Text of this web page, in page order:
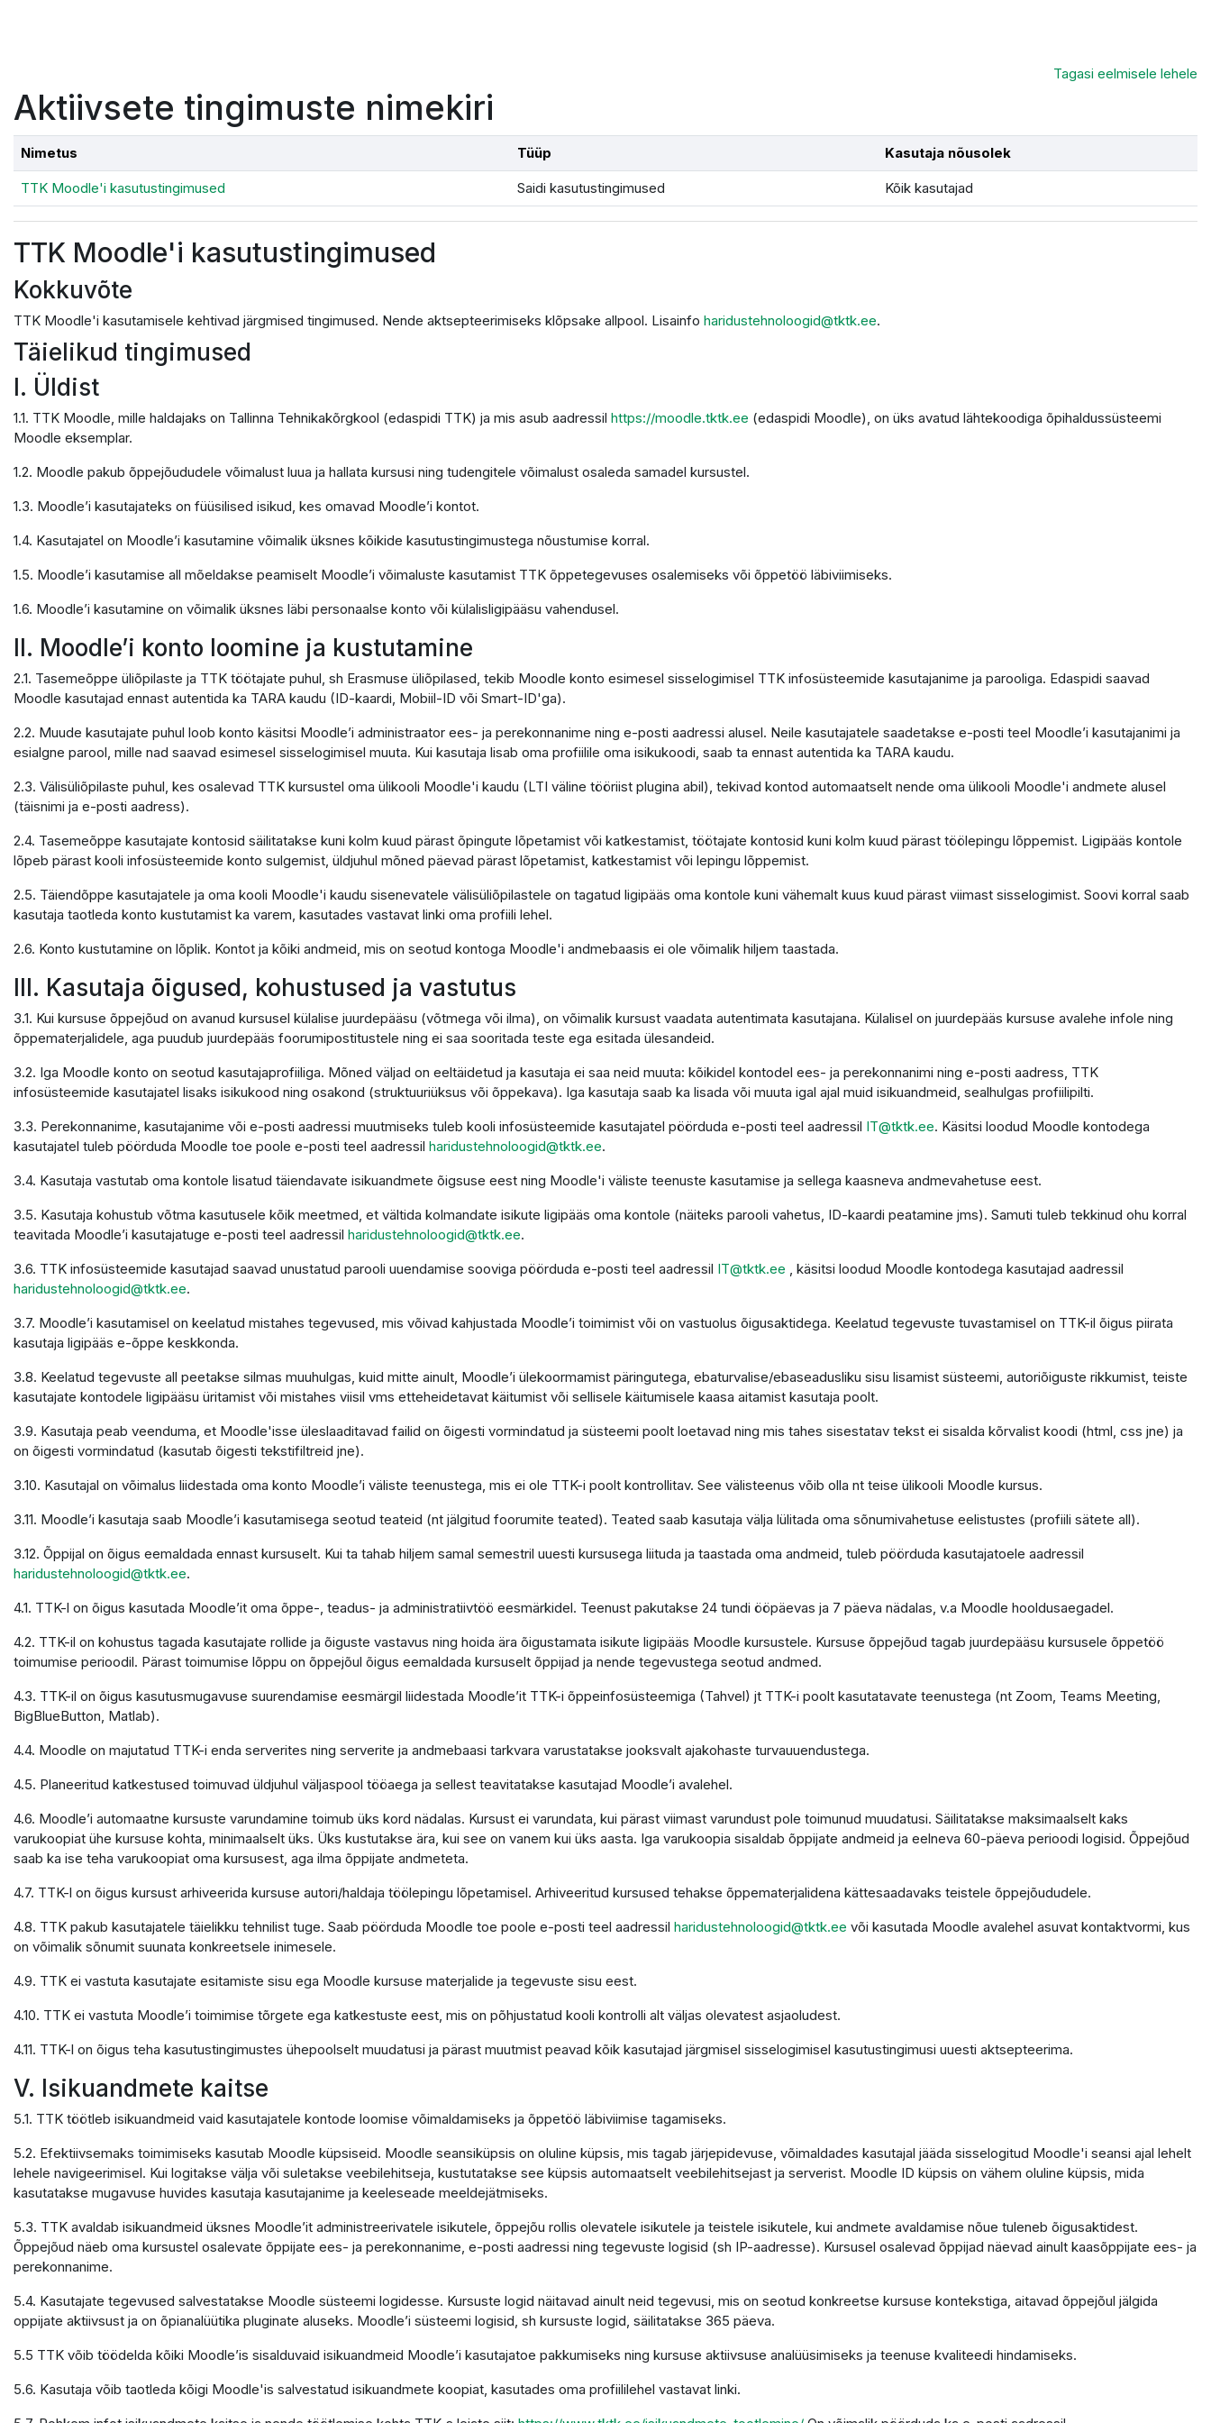
Tagasi eelmisele lehele
Aktiivsete tingimuste nimekiri
Nimetus Tüüp Kasutaja nõusolek
TTK Moodle'i kasutustingimused Saidi kasutustingimused Kõik kasutajad
TTK Moodle'i kasutustingimused
Kokkuvõte
TTK Moodle'i kasutamisele kehtivad järgmised tingimused. Nende aktsepteerimiseks klõpsake allpool. Lisainfo haridustehnoloogid@tktk.ee.
Täielikud tingimused
I. Üldist
1.1. TTK Moodle, mille haldajaks on Tallinna Tehnikakõrgkool (edaspidi TTK) ja mis asub aadressil https://moodle.tktk.ee (edaspidi Moodle), on üks avatud lähtekoodiga õpihaldussüsteemi
Moodle eksemplar.
1.2. Moodle pakub õppejõududele võimalust luua ja hallata kursusi ning tudengitele võimalust osaleda samadel kursustel.
1.3. Moodle’i kasutajateks on füüsilised isikud, kes omavad Moodle’i kontot.
1.4. Kasutajatel on Moodle’i kasutamine võimalik üksnes kõikide kasutustingimustega nõustumise korral.
1.5. Moodle’i kasutamise all mõeldakse peamiselt Moodle’i võimaluste kasutamist TTK õppetegevuses osalemiseks või õppetöö läbiviimiseks.
1.6. Moodle’i kasutamine on võimalik üksnes läbi personaalse konto või külalisligipääsu vahendusel.
II. Moodle’i konto loomine ja kustutamine
2.1. Tasemeõppe üliõpilaste ja TTK töötajate puhul, sh Erasmuse üliõpilased, tekib Moodle konto esimesel sisselogimisel TTK infosüsteemide kasutajanime ja parooliga. Edaspidi saavad
Moodle kasutajad ennast autentida ka TARA kaudu (ID-kaardi, Mobiil-ID või Smart-ID'ga).
2.2. Muude kasutajate puhul loob konto käsitsi Moodle’i administraator ees- ja perekonnanime ning e-posti aadressi alusel. Neile kasutajatele saadetakse e-posti teel Moodle’i kasutajanimi ja
esialgne parool, mille nad saavad esimesel sisselogimisel muuta. Kui kasutaja lisab oma profiilile oma isikukoodi, saab ta ennast autentida ka TARA kaudu.
2.3. Välisüliõpilaste puhul, kes osalevad TTK kursustel oma ülikooli Moodle'i kaudu (LTI väline tööriist plugina abil), tekivad kontod automaatselt nende oma ülikooli Moodle'i andmete alusel
(täisnimi ja e-posti aadress).
2.4. Tasemeõppe kasutajate kontosid säilitatakse kuni kolm kuud pärast õpingute lõpetamist või katkestamist, töötajate kontosid kuni kolm kuud pärast töölepingu lõppemist. Ligipääs kontole
lõpeb pärast kooli infosüsteemide konto sulgemist, üldjuhul mõned päevad pärast lõpetamist, katkestamist või lepingu lõppemist.
2.5. Täiendõppe kasutajatele ja oma kooli Moodle'i kaudu sisenevatele välisüliõpilastele on tagatud ligipääs oma kontole kuni vähemalt kuus kuud pärast viimast sisselogimist. Soovi korral saab
kasutaja taotleda konto kustutamist ka varem, kasutades vastavat linki oma profiili lehel.
2.6. Konto kustutamine on lõplik. Kontot ja kõiki andmeid, mis on seotud kontoga Moodle'i andmebaasis ei ole võimalik hiljem taastada.
III. Kasutaja õigused, kohustused ja vastutus
3.1. Kui kursuse õppejõud on avanud kursusel külalise juurdepääsu (võtmega või ilma), on võimalik kursust vaadata autentimata kasutajana. Külalisel on juurdepääs kursuse avalehe infole ning
õppematerjalidele, aga puudub juurdepääs foorumipostitustele ning ei saa sooritada teste ega esitada ülesandeid.
3.2. Iga Moodle konto on seotud kasutajaprofiiliga. Mõned väljad on eeltäidetud ja kasutaja ei saa neid muuta: kõikidel kontodel ees- ja perekonnanimi ning e-posti aadress, TTK
infosüsteemide kasutajatel lisaks isikukood ning osakond (struktuuriüksus või õppekava). Iga kasutaja saab ka lisada või muuta igal ajal muid isikuandmeid, sealhulgas profiilipilti.
3.3. Perekonnanime, kasutajanime või e-posti aadressi muutmiseks tuleb kooli infosüsteemide kasutajatel pöörduda e-posti teel aadressil IT@tktk.ee. Käsitsi loodud Moodle kontodega
kasutajatel tuleb pöörduda Moodle toe poole e-posti teel aadressil haridustehnoloogid@tktk.ee.
3.4. Kasutaja vastutab oma kontole lisatud täiendavate isikuandmete õigsuse eest ning Moodle'i väliste teenuste kasutamise ja sellega kaasneva andmevahetuse eest.
3.5. Kasutaja kohustub võtma kasutusele kõik meetmed, et vältida kolmandate isikute ligipääs oma kontole (näiteks parooli vahetus, ID-kaardi peatamine jms). Samuti tuleb tekkinud ohu korral
teavitada Moodle’i kasutajatuge e-posti teel aadressil haridustehnoloogid@tktk.ee.
3.6. TTK infosüsteemide kasutajad saavad unustatud parooli uuendamise sooviga pöörduda e-posti teel aadressil IT@tktk.ee , käsitsi loodud Moodle kontodega kasutajad aadressil
haridustehnoloogid@tktk.ee.
3.7. Moodle’i kasutamisel on keelatud mistahes tegevused, mis võivad kahjustada Moodle’i toimimist või on vastuolus õigusaktidega. Keelatud tegevuste tuvastamisel on TTK-il õigus piirata
kasutaja ligipääs e-õppe keskkonda.
3.8. Keelatud tegevuste all peetakse silmas muuhulgas, kuid mitte ainult, Moodle’i ülekoormamist päringutega, ebaturvalise/ebaseadusliku sisu lisamist süsteemi, autoriõiguste rikkumist, teiste
kasutajate kontodele ligipääsu üritamist või mistahes viisil vms etteheidetavat käitumist või sellisele käitumisele kaasa aitamist kasutaja poolt.
3.9. Kasutaja peab veenduma, et Moodle'isse üleslaaditavad failid on õigesti vormindatud ja süsteemi poolt loetavad ning mis tahes sisestatav tekst ei sisalda kõrvalist koodi (html, css jne) ja
on õigesti vormindatud (kasutab õigesti tekstifiltreid jne).
3.10. Kasutajal on võimalus liidestada oma konto Moodle’i väliste teenustega, mis ei ole TTK-i poolt kontrollitav. See välisteenus võib olla nt teise ülikooli Moodle kursus.
3.11. Moodle’i kasutaja saab Moodle’i kasutamisega seotud teateid (nt jälgitud foorumite teated). Teated saab kasutaja välja lülitada oma sõnumivahetuse eelistustes (profiili sätete all).
3.12. Õppijal on õigus eemaldada ennast kursuselt. Kui ta tahab hiljem samal semestril uuesti kursusega liituda ja taastada oma andmeid, tuleb pöörduda kasutajatoele aadressil
haridustehnoloogid@tktk.ee.
4.1. TTK-l on õigus kasutada Moodle’it oma õppe-, teadus- ja administratiivtöö eesmärkidel. Teenust pakutakse 24 tundi ööpäevas ja 7 päeva nädalas, v.a Moodle hooldusaegadel.
4.2. TTK-il on kohustus tagada kasutajate rollide ja õiguste vastavus ning hoida ära õigustamata isikute ligipääs Moodle kursustele. Kursuse õppejõud tagab juurdepääsu kursusele õppetöö
toimumise perioodil. Pärast toimumise lõppu on õppejõul õigus eemaldada kursuselt õppijad ja nende tegevustega seotud andmed.
4.3. TTK-il on õigus kasutusmugavuse suurendamise eesmärgil liidestada Moodle’it TTK-i õppeinfosüsteemiga (Tahvel) jt TTK-i poolt kasutatavate teenustega (nt Zoom, Teams Meeting,
BigBlueButton, Matlab).
4.4. Moodle on majutatud TTK-i enda serverites ning serverite ja andmebaasi tarkvara varustatakse jooksvalt ajakohaste turvauuendustega.
4.5. Planeeritud katkestused toimuvad üldjuhul väljaspool tööaega ja sellest teavitatakse kasutajad Moodle’i avalehel.
4.6. Moodle’i automaatne kursuste varundamine toimub üks kord nädalas. Kursust ei varundata, kui pärast viimast varundust pole toimunud muudatusi. Säilitatakse maksimaalselt kaks
varukoopiat ühe kursuse kohta, minimaalselt üks. Üks kustutakse ära, kui see on vanem kui üks aasta. Iga varukoopia sisaldab õppijate andmeid ja eelneva 60-päeva perioodi logisid. Õppejõud
saab ka ise teha varukoopiat oma kursusest, aga ilma õppijate andmeteta.
4.7. TTK-l on õigus kursust arhiveerida kursuse autori/haldaja töölepingu lõpetamisel. Arhiveeritud kursused tehakse õppematerjalidena kättesaadavaks teistele õppejõududele.
4.8. TTK pakub kasutajatele täielikku tehnilist tuge. Saab pöörduda Moodle toe poole e-posti teel aadressil haridustehnoloogid@tktk.ee või kasutada Moodle avalehel asuvat kontaktvormi, kus
on võimalik sõnumit suunata konkreetsele inimesele.
4.9. TTK ei vastuta kasutajate esitamiste sisu ega Moodle kursuse materjalide ja tegevuste sisu eest.
4.10. TTK ei vastuta Moodle’i toimimise tõrgete ega katkestuste eest, mis on põhjustatud kooli kontrolli alt väljas olevatest asjaoludest.
4.11. TTK-l on õigus teha kasutustingimustes ühepoolselt muudatusi ja pärast muutmist peavad kõik kasutajad järgmisel sisselogimisel kasutustingimusi uuesti aktsepteerima.
V. Isikuandmete kaitse
5.1. TTK töötleb isikuandmeid vaid kasutajatele kontode loomise võimaldamiseks ja õppetöö läbiviimise tagamiseks.
5.2. Efektiivsemaks toimimiseks kasutab Moodle küpsiseid. Moodle seansiküpsis on oluline küpsis, mis tagab järjepidevuse, võimaldades kasutajal jääda sisselogitud Moodle'i seansi ajal lehelt
lehele navigeerimisel. Kui logitakse välja või suletakse veebilehitseja, kustutatakse see küpsis automaatselt veebilehitsejast ja serverist. Moodle ID küpsis on vähem oluline küpsis, mida
kasutatakse mugavuse huvides kasutaja kasutajanime ja keeleseade meeldejätmiseks.
5.3. TTK avaldab isikuandmeid üksnes Moodle’it administreerivatele isikutele, õppejõu rollis olevatele isikutele ja teistele isikutele, kui andmete avaldamise nõue tuleneb õigusaktidest.
Õppejõud näeb oma kursustel osalevate õppijate ees- ja perekonnanime, e-posti aadressi ning tegevuste logisid (sh IP-aadresse). Kursusel osalevad õppijad näevad ainult kaasõppijate ees- ja
perekonnanime.
5.4. Kasutajate tegevused salvestatakse Moodle süsteemi logidesse. Kursuste logid näitavad ainult neid tegevusi, mis on seotud konkreetse kursuse kontekstiga, aitavad õppejõul jälgida
oppijate aktiivsust ja on õpianalüütika pluginate aluseks. Moodle’i süsteemi logisid, sh kursuste logid, säilitatakse 365 päeva.
5.5 TTK võib töödelda kõiki Moodle’is sisalduvaid isikuandmeid Moodle’i kasutajatoe pakkumiseks ning kursuse aktiivsuse analüüsimiseks ja teenuse kvaliteedi hindamiseks.
5.6. Kasutaja võib taotleda kõigi Moodle'is salvestatud isikuandmete koopiat, kasutades oma profiililehel vastavat linki.